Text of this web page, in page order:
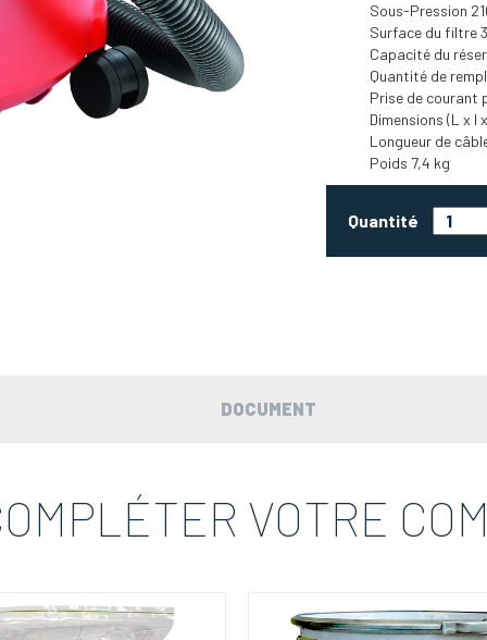
Sous-Pression
Surface du filtre
Capacité du
Quantité de
Prise de courant
Dimensions (L x l
Longueur de
Poids 7,4 kg
Quantité
DOCUMENT
VOTRE